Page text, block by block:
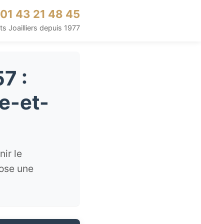
43 21 48 45
Joailliers depuis 1977
:
et-
le
une